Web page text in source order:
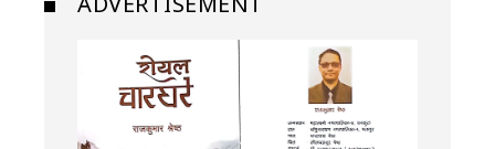
ADVERTISEMENT